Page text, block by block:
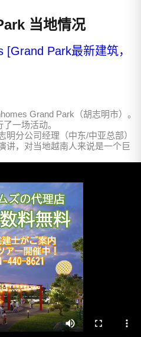
当地情况
Park最新建筑，
Grand Park（胡志明市）。
一场活动。
明分公司经理（中东/中亚总部）
讲，对当地越南人来说是一个巨